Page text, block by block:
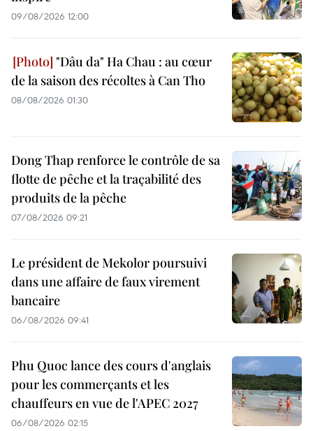
09/08/2026 12:00
"Dâu da" Ha Chau : au cœur
de la saison des récoltes à Can Tho
08/08/2026 01:30
Dong Thap renforce le contrôle de sa
flotte de pêche et la traçabilité des
produits de la pêche
07/08/2026 09:21
Le président de Mekolor poursuivi
dans une affaire de faux virement
bancaire
06/08/2026 09:41
Phu Quoc lance des cours d'anglais
pour les commerçants et les
chauffeurs en vue de l'APEC 2027
06/08/2026 02:15